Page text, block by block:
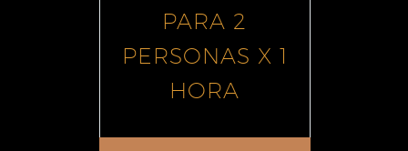
PARA 2
PERSONAS X 1
HORA